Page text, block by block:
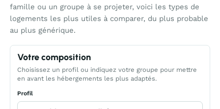
famille ou un groupe à se projeter, voici les types de
logements les plus utiles à comparer, du plus probable
au plus générique.
Votre composition
Choisissez un profil ou indiquez votre groupe pour mettre
en avant les hébergements les plus adaptés.
Profil